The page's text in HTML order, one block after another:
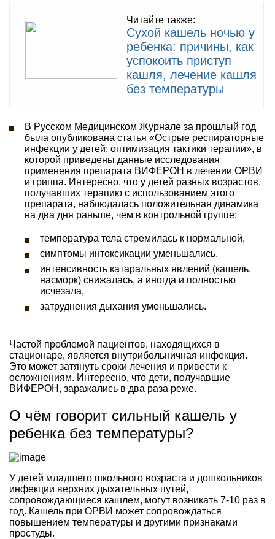
Читайте также:
Сухой кашель ночью у
ребенка: причины, как
успокоить приступ
кашля, лечение кашля
без температуры
В Русском Медицинском Журнале за прошлый год
была опубликована статья «Острые респираторные
инфекции у детей: оптимизация тактики терапии», в
которой приведены данные исследования
применения препарата ВИФЕРОН в лечении ОРВИ
и гриппа. Интересно, что у детей разных возрастов,
получавших терапию с использованием этого
препарата, наблюдалась положительная динамика
на два дня раньше, чем в контрольной группе:
температура тела стремилась к нормальной,
симптомы интоксикации уменьшались,
интенсивность катаральных явлений (кашель,
насморк) снижалась, а иногда и полностью
исчезала,
затруднения дыхания уменьшались.
Частой проблемой пациентов, находящихся в
стационаре, является внутрибольничная инфекция.
Это может затянуть сроки лечения и привести к
осложнениям. Интересно, что дети, получавшие
ВИФЕРОН, заражались в два раза реже.
О чём говорит сильный кашель у
ребенка без температуры?
У детей младшего школьного возраста и дошкольников
инфекции верхних дыхательных путей,
сопровождающиеся кашлем, могут возникать 7-10 раз в
год. Кашель при ОРВИ может сопровождаться
повышением температуры и другими признаками
простуды.